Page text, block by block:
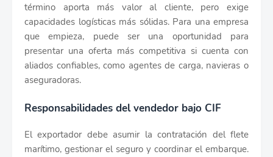
término aporta más valor al cliente, pero exige
capacidades logísticas más sólidas. Para una empresa
que empieza, puede ser una oportunidad para
presentar una oferta más competitiva si cuenta con
aliados confiables, como agentes de carga, navieras o
aseguradoras.
Responsabilidades del vendedor bajo CIF
El exportador debe asumir la contratación del flete
marítimo, gestionar el seguro y coordinar el embarque.